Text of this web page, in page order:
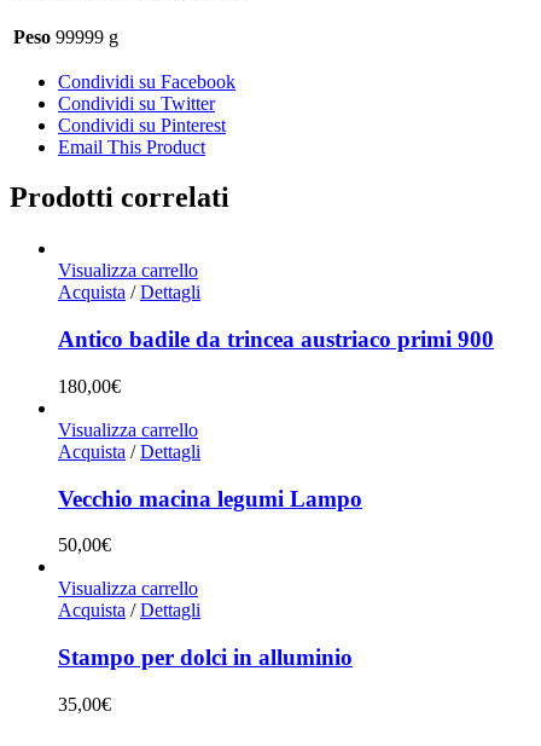
Peso 99999 g
Condividi su Facebook
Condividi su Twitter
Condividi su Pinterest
Email This Product
Prodotti correlati
Visualizza carrello
Acquista / Dettagli
Antico badile da trincea austriaco primi 900
180,00€
Visualizza carrello
Acquista / Dettagli
Vecchio macina legumi Lampo
50,00€
Visualizza carrello
Acquista / Dettagli
Stampo per dolci in alluminio
35,00€